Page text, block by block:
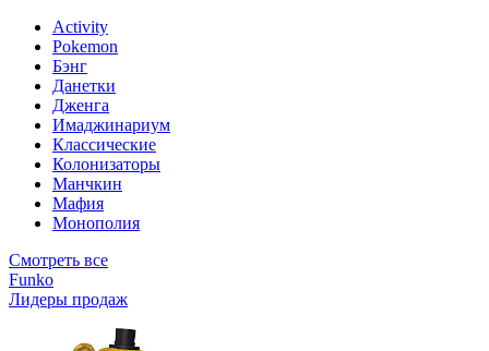
Activity
Pokemon
Бэнг
Данетки
Дженга
Имаджинариум
Классические
Колонизаторы
Манчкин
Мафия
Монополия
Смотреть все
Funko
Лидеры продаж